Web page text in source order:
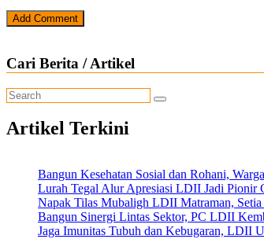
Cari Berita / Artikel
Artikel Terkini
Bangun Kesehatan Sosial dan Rohani,
Lurah Tegal Alur Apresiasi LDII Jadi Pionir
Napak Tilas Mubaligh LDII Matraman,
Bangun Sinergi Lintas Sektor, PC LDII
Jaga Imunitas Tubuh dan Kebugaran, LDII